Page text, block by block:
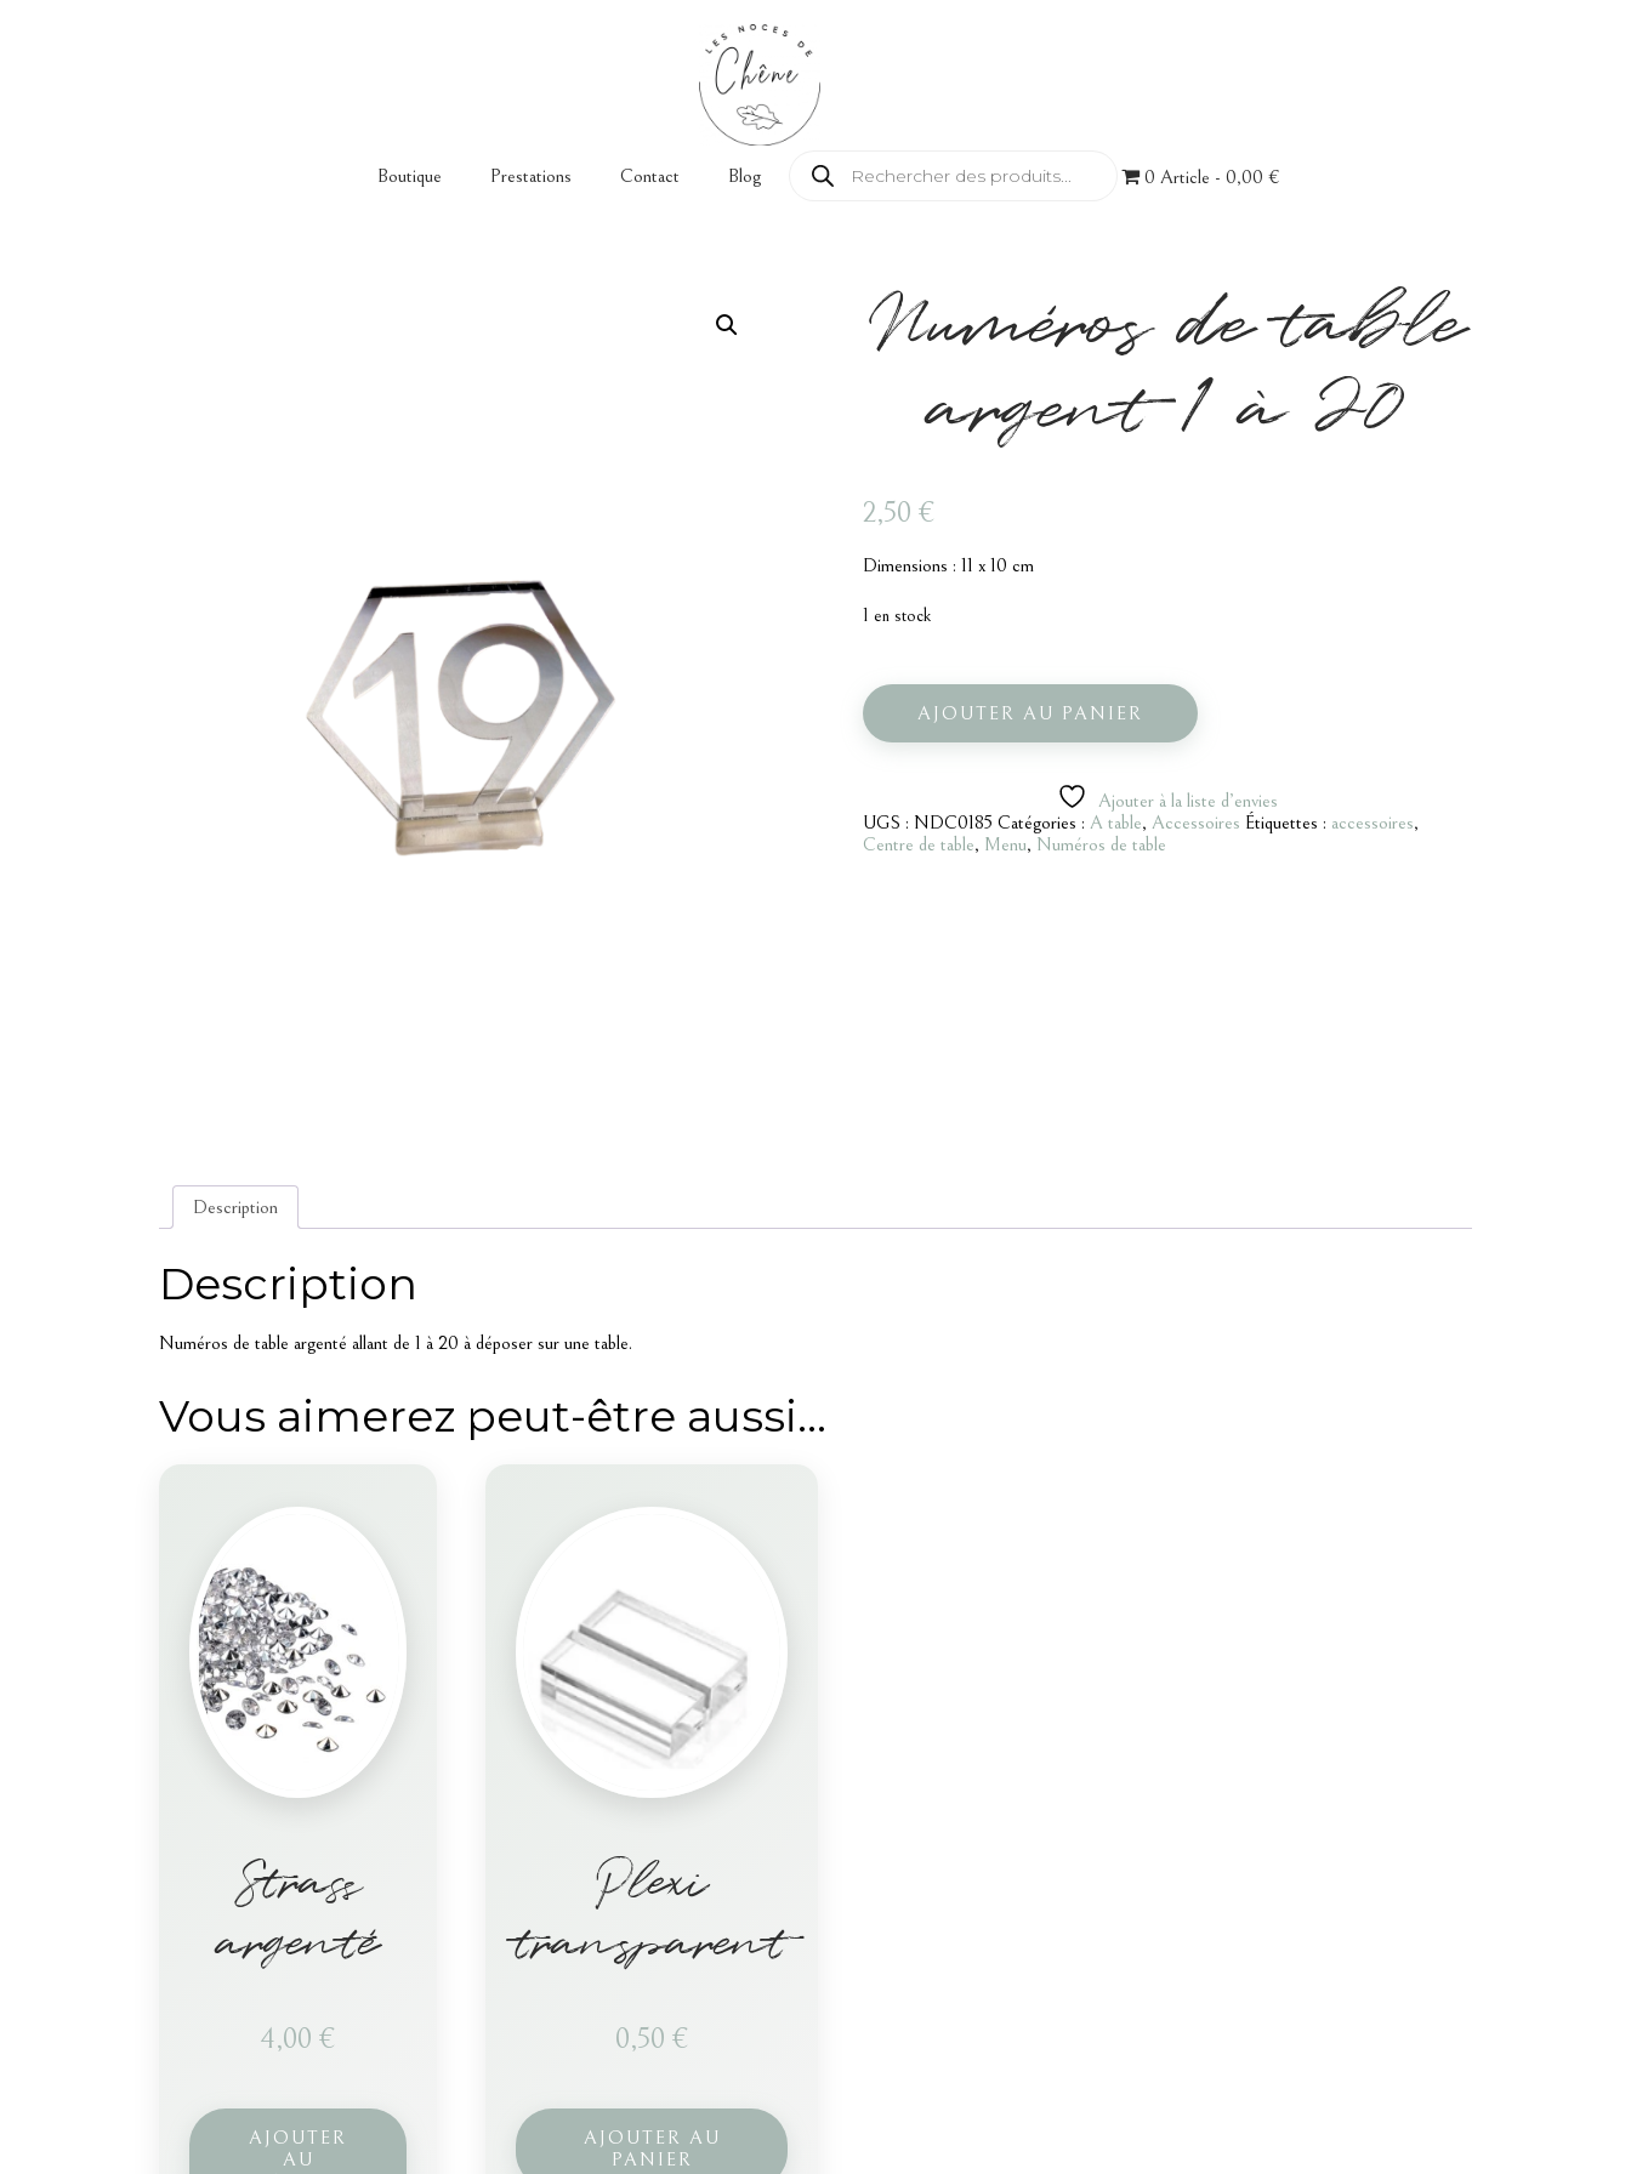
Boutique Prestations Contact Blog
Recherche de produits
0 Article 0,00 €
Numéros de table
argent 1 à 20
2,50 €
Dimensions : 11 x 10 cm
1 en stock
de
Numéros
de
à
20
AJOUTER AU PANIER
Ajouter à la liste d’envies
UGS : NDC0185 Catégories : A table, Accessoires Étiquettes : accessoires,
Centre de table, Menu, Numéros de table
Description
Description
Numéros de table argenté allant de 1 à 20 à déposer sur une table.
Vous aimerez peut-être aussi…
Strass
argenté
4,00€
AJOUTER
AU
Plexi
transparent
0,50€
AJOUTER AU
PANIER